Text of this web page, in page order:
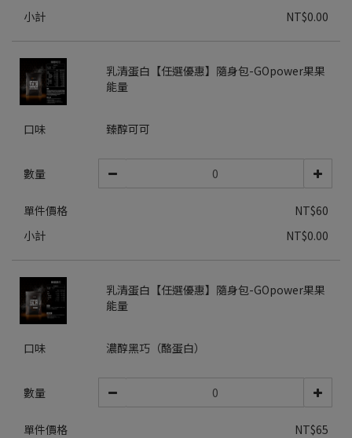
小計
NT$0.00
乳清蛋白【任選優惠】隨身包-GOpower果果
能量
口味 臻醇可可
數量
單件價格
NT$60
小計
NT$0.00
乳清蛋白【任選優惠】隨身包-GOpower果果
能量
口味 濃醇黑巧（酪蛋白）
數量
單件價格
NT$65